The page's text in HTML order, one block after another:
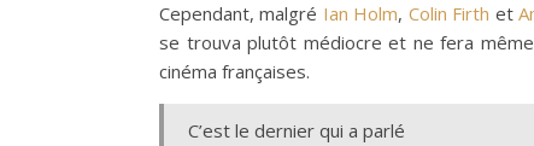
Cependant, malgré Ian Holm, Colin Firth et
se trouva plutôt médiocre et ne fera même
cinéma françaises.
C’est le dernier qui a parlé